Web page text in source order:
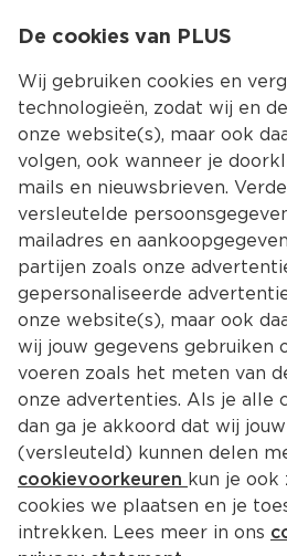
Terug
Wahid Sucuk
De cookies van PLUS
Wij gebruiken cookies en
technologieën, zodat wij en
onze website(s), maar ook
volgen, ook wanneer je
mails en nieuwsbrieven.
versleutelde
mailadres en
partijen zoals onze
gepersonaliseerde
onze website(s), maar ook
wij jouw gegevens gebruiken
voeren zoals het meten van
onze advertenties. Als je alle
dan ga je akkoord dat wij
(versleuteld) kunnen delen
cookievoorkeuren kun je
cookies we plaatsen en je
intrekken. Lees meer in ons